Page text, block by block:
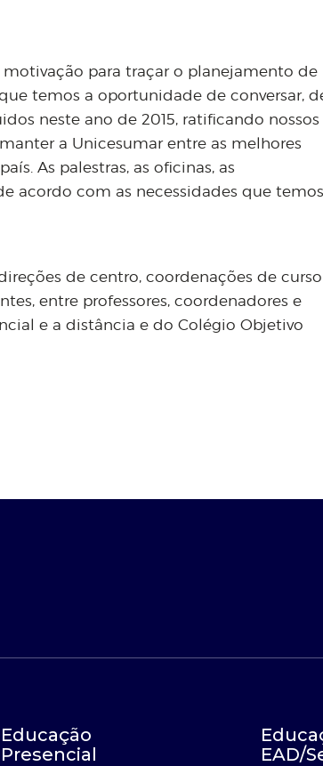
motivação para traçar o planejamento de
temos a oportunidade de conversar,
neste ano de 2015, ratificando nossos
a Unicesumar entre as melhores
As palestras, as oficinas, as
acordo com as necessidades que
de centro, coordenações de
entre professores, coordenadores e
e a distância e do Colégio Objetivo
Educação
Presencial
EAD/